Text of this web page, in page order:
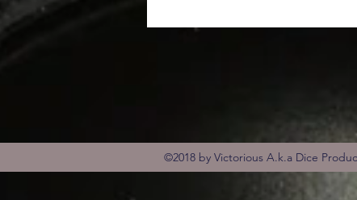
©2018 by Victorious A.k.a Dice